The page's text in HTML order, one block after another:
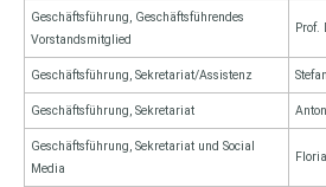
Geschäftsführung, Geschäftsführendes
Vorstandsmitglied
Prof.
Geschäftsführung, Sekretariat/Assistenz
Geschäftsführung, Sekretariat
Geschäftsführung, Sekretariat und Social
Media